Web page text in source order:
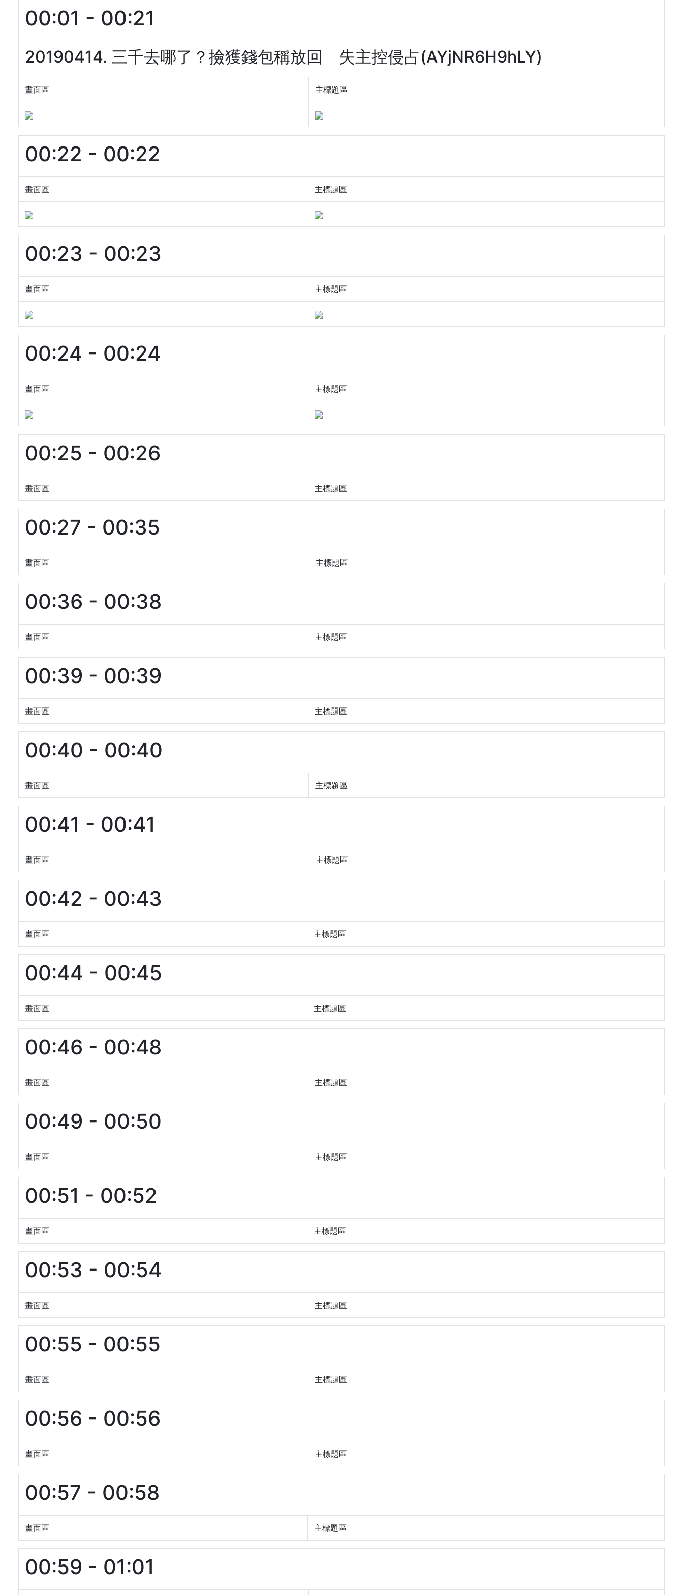
00:01 - 00:21
20190414. 三千去哪了？撿獲錢包稱放回 失主控侵占(AYjNR6H9hLY)
畫面區 主標題區
00:22 - 00:22
畫面區 主標題區
00:23 - 00:23
畫面區 主標題區
00:24 - 00:24
畫面區 主標題區
00:25 - 00:26
畫面區 主標題區
00:27 - 00:35
畫面區 主標題區
00:36 - 00:38
畫面區 主標題區
00:39 - 00:39
畫面區 主標題區
00:40 - 00:40
畫面區 主標題區
00:41 - 00:41
畫面區 主標題區
00:42 - 00:43
畫面區 主標題區
00:44 - 00:45
畫面區 主標題區
00:46 - 00:48
畫面區 主標題區
00:49 - 00:50
畫面區 主標題區
00:51 - 00:52
畫面區 主標題區
00:53 - 00:54
畫面區 主標題區
00:55 - 00:55
畫面區 主標題區
00:56 - 00:56
畫面區 主標題區
00:57 - 00:58
畫面區 主標題區
00:59 - 01:01